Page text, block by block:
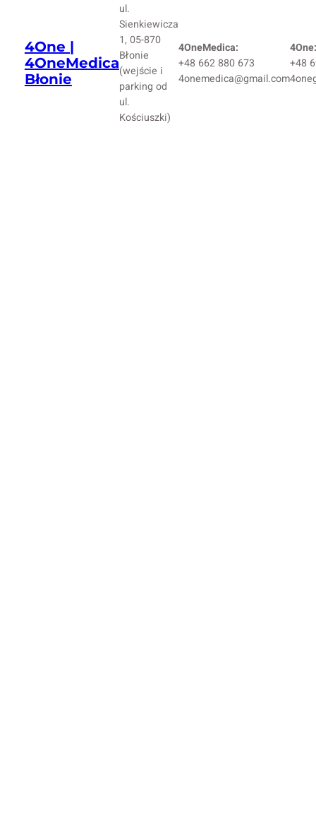
4One |
4OneMedica
Błonie
ul.
Sienkiewicza
1, 05-870
Błonie
(wejście i
parking od
ul.
Kościuszki)
4OneMedica:
+48 662 880 673
4onemedica@gmail.com
4One:
+48